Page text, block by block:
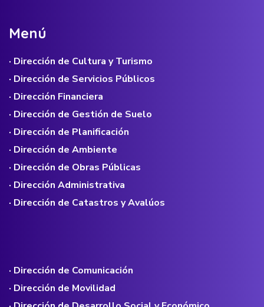
Menú
· Dirección de Cultura y Turismo
· Dirección de Servicios Públicos
· Dirección Financiera
· Dirección de Gestión de Suelo
· Dirección de Planificación
· Dirección de Ambiente
· Dirección de Obras Públicas
· Dirección Administrativa
· Dirección de Catastros y Avalúos
· Dirección de Comunicación
· Dirección de Movilidad